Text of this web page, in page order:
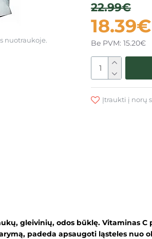
nuotraukoje.
18.39€
22.99€
Be PVM: 15.20€
Įtraukti į norų
gleivinių, odos būklę. Vitaminas
padeda apsaugoti ląsteles